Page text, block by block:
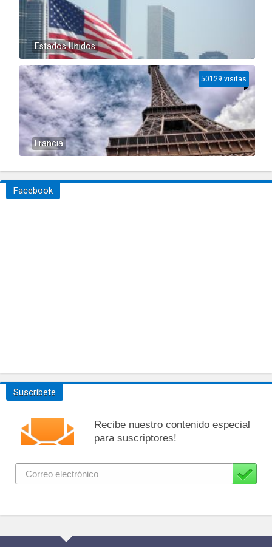
Estados Unidos
Francia
50129 visitas
Facebook
Suscríbete
Recibe nuestro contenido especial
para suscriptores!